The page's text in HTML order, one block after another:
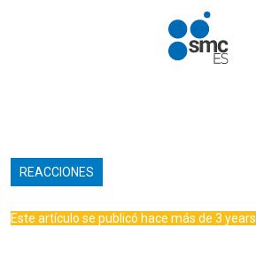
Pasar al contenido principal
REACCIONES
Este artículo se publicó hace más de 3 years